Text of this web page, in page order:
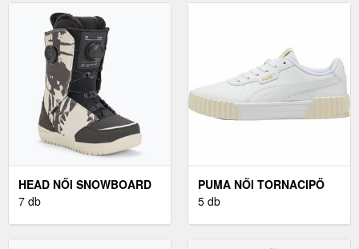
HEAD NŐI SNOWBOARD
KÖTÉS NŐI SNOWBOARD
7 db
PUMA NŐI TORNACIPŐ
NŐI TORNACIPŐ, FEHÉR,
5 db